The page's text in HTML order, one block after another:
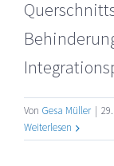
Von Gesa Müller |
Weiterlesen